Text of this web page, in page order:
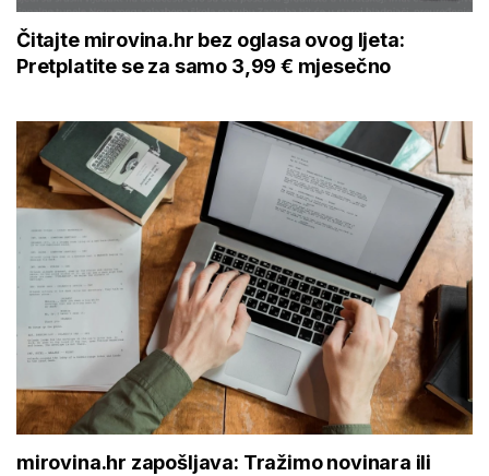
Čitajte mirovina.hr bez oglasa ovog ljeta:
Pretplatite se za samo 3,99 € mjesečno
mirovina.hr zapošljava: Tražimo novinara ili